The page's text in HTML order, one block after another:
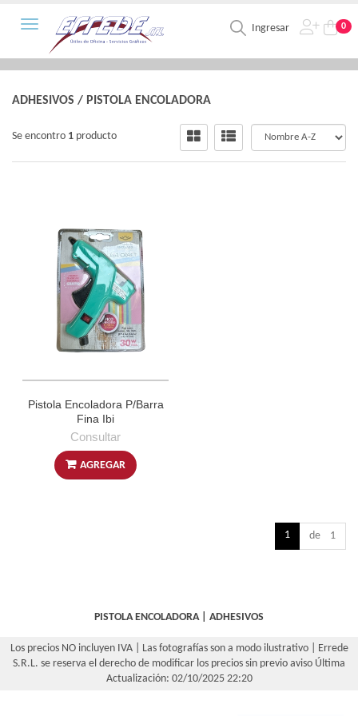
Ingresar 0
Toggle navigation
ADHESIVOS / PISTOLA ENCOLADORA
Se encontro 1 producto
Pistola Encoladora P/Barra
Fina Ibi
Consultar
AGREGAR
1 de 1
PISTOLA ENCOLADORA| ADHESIVOS
Los precios NO incluyen IVA | Las fotografías son a modo ilustrativo | Errede
S.R.L. se reserva el derecho de modificar los precios sin previo aviso Última
Actualización: 02/10/2025 22:20